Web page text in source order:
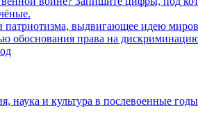
выдвигающее идею
обоснования права на
наука и культура в послевоенные